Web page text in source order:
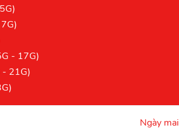
- 17G)
- 21G)
Ngày mai